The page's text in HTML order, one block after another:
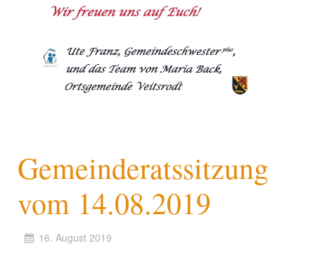
Gemeinderatssitzung
vom 14.08.2019
16. August 2019